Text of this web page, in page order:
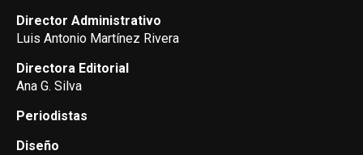
Director Administrativo
Luis Antonio Martínez Rivera
Directora Editorial
Ana G. Silva
Periodistas
Diseño